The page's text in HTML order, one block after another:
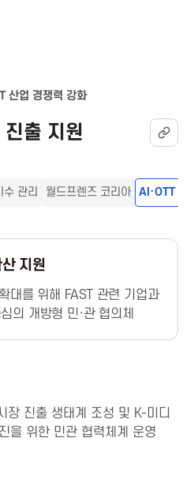
열
기
산업 경쟁력 강화
출 지원
수 관리 월드프렌즈 코리아 AI·OTT 글
지원
대를 위해 FAST 관련 기업과
의 개방형 민·관 협의체
장 진출 생태계 조성 및 K-미디
을 위한 민관 협력체계 운영